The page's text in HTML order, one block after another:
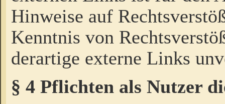
Hinweise auf
Kenntnis von
derartige externe Links
§ 4 Pflichten als Nutzer